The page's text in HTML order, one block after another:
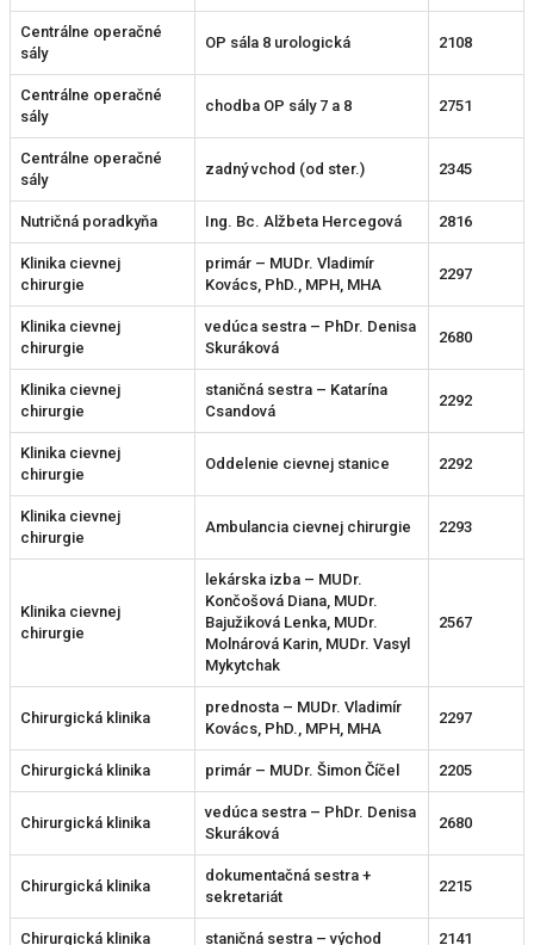
Centrálne operačné
sály
OP sála 8 urologická 2108
Centrálne operačné
sály
chodba OP sály 7 a 8 2751
Centrálne operačné
sály
zadný vchod (od ster.) 2345
Nutričná poradkyňa Ing. Bc. Alžbeta Hercegová 2816
Klinika cievnej
chirurgie
primár – MUDr. Vladimír
Kovács, PhD., MPH, MHA
2297
Klinika cievnej
chirurgie
vedúca sestra – PhDr. Denisa
Skuráková
2680
Klinika cievnej
chirurgie
staničná sestra – Katarína
Csandová
2292
Klinika cievnej
chirurgie
Oddelenie cievnej stanice 2292
Klinika cievnej
chirurgie
Ambulancia cievnej chirurgie 2293
Klinika cievnej
chirurgie
lekárska izba – MUDr.
Končošová Diana, MUDr.
Bajužiková Lenka, MUDr.
Molnárová Karin, MUDr. Vasyl
Mykytchak
2567
Chirurgická klinika
prednosta – MUDr. Vladimír
Kovács, PhD., MPH, MHA
2297
Chirurgická klinika primár – MUDr. Šimon Číčel 2205
Chirurgická klinika
vedúca sestra – PhDr. Denisa
Skuráková
2680
Chirurgická klinika
dokumentačná sestra +
sekretariát
2215
Chirurgická klinika staničná sestra – východ 2141